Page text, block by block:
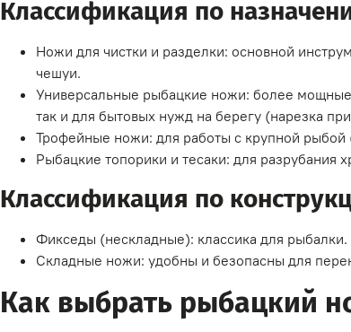
Классификация по
Ножи для чистки и разделки: основной
чешуи.
Универсальные рыбацкие ножи: более
так и для бытовых нужд на берегу (нарезка
Трофейные ножи: для работы с крупной
Рыбацкие топорики и тесаки: для разрубания
Классификация по
Фикседы (нескладные): классика для
Складные ножи: удобны и безопасны для
Как выбрать рыбацкий